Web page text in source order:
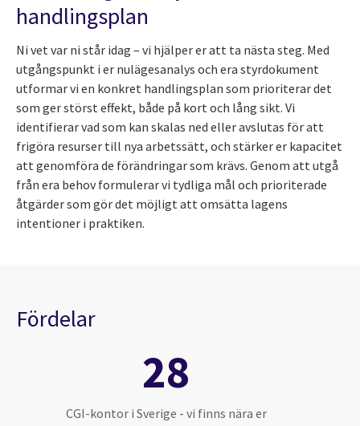
handlingsplan
Ni vet var ni står idag – vi hjälper er att ta nästa steg. Med
utgångspunkt i er nulägesanalys och era styrdokument
utformar vi en konkret handlingsplan som prioriterar det
som ger störst effekt, både på kort och lång sikt. Vi
identifierar vad som kan skalas ned eller avslutas för att
frigöra resurser till nya arbetssätt, och stärker er kapacitet
att genomföra de förändringar som krävs. Genom att utgå
från era behov formulerar vi tydliga mål och prioriterade
åtgärder som gör det möjligt att omsätta lagens
intentioner i praktiken.
Fördelar
28
CGI-kontor i Sverige - vi finns nära er